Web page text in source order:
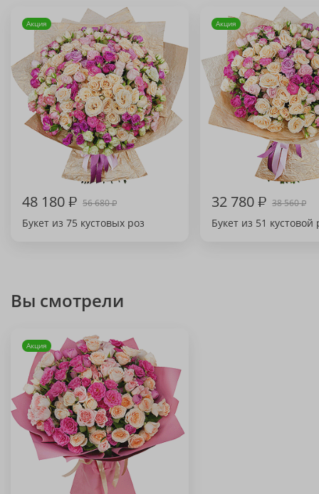
Акция
48 180₽ 56 680₽
Букет из 75 кустовых роз
Акция
32 780₽ 38 560₽
Букет из 51 кустовой
Вы смотрели
Акция